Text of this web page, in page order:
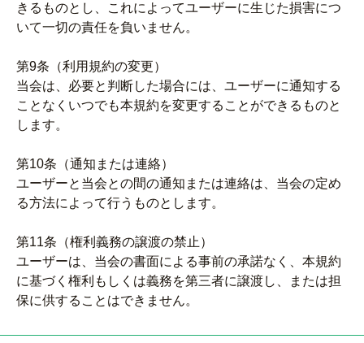
きるものとし、これによってユーザーに生じた損害につ
いて一切の責任を負いません。
第9条（利用規約の変更）
当会は、必要と判断した場合には、ユーザーに通知する
ことなくいつでも本規約を変更することができるものと
します。
第10条（通知または連絡）
ユーザーと当会との間の通知または連絡は、当会の定め
る方法によって行うものとします。
第11条（権利義務の譲渡の禁止）
ユーザーは、当会の書面による事前の承諾なく、本規約
に基づく権利もしくは義務を第三者に譲渡し、または担
保に供することはできません。